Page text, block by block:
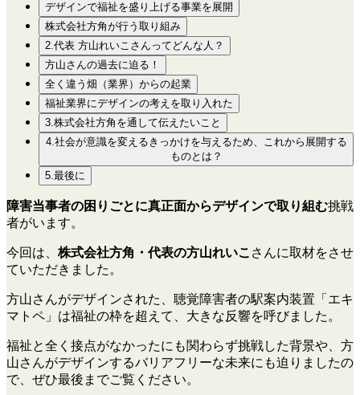
デザインで福祉を盛り上げる事業を展開
株式会社方角が行う取り組み
2.代表 方山れいこさんってどんな人？
方山さんの過去に迫る！
全く違う畑（業界）からの起業
福祉業界にデザインの考えを取り入れた
3.株式会社方角を通して伝えたいこと
4.社会が意識を変えるきっかけを与えるため、これから展開する
ものとは？
5.最後に
障害当事者の困りごとに真正面からデザインで取り組む挑戦
者がいます。
今回は、 株式会社方角・代表の方山れいこ さんに取材をさせ
ていただきました。
方山さんがデザインされた、聴覚障害者の駅案内装置「エキ
マトペ」は福祉の枠を超えて、大きな反響を呼びました。
福祉と全く接点がなかったにも関わらず挑戦した背景や、方
山さんがデザインするバリアフリーな未来にも迫りましたの
で、ぜひ最後までご覧ください。